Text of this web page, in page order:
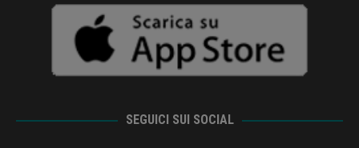
SEGUICI SUI SOCIAL